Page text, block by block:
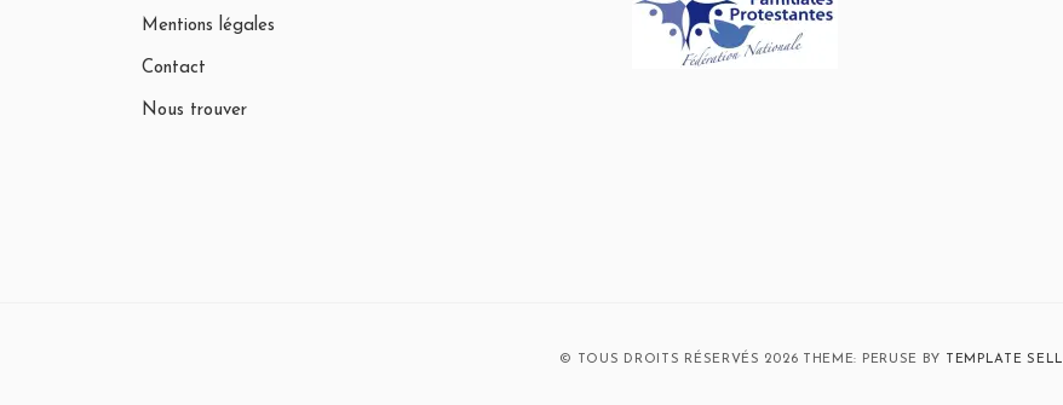
Mentions légales
Contact
Nous trouver
© TOUS DROITS RÉSERVÉS 2026 THEME: PERUSE BY TEMPLATE SELL